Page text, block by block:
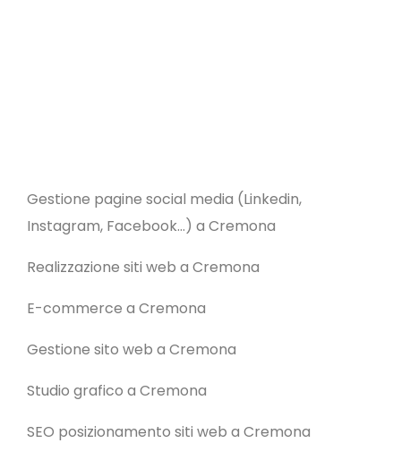
Gestione pagine social media (Linkedin,
Instagram, Facebook…) a Cremona
Realizzazione siti web a Cremona
E-commerce a Cremona
Gestione sito web a Cremona
Studio grafico a Cremona
SEO posizionamento siti web a Cremona